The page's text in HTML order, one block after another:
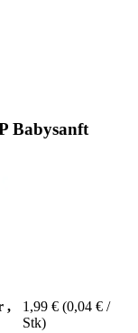
Babysanft
,
1,99 € (0,04 € /
Stk)